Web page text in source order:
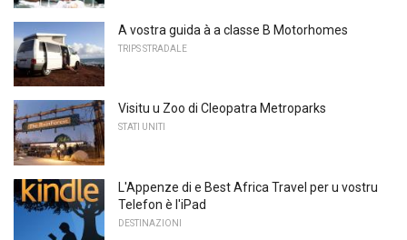
A vostra guida à a classe B Motorhomes
TRIPS STRADALE
Visitu u Zoo di Cleopatra Metroparks
STATI UNITI
L'Appenze di e Best Africa Travel per u vostru
Telefon è l'iPad
DESTINAZIONI